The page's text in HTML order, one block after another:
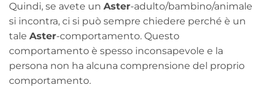
Quindi, se avete un Aster-adulto/bambino/animale
si incontra, ci si può sempre chiedere perché è un
tale Aster-comportamento. Questo
comportamento è spesso inconsapevole e la
persona non ha alcuna comprensione del proprio
comportamento.